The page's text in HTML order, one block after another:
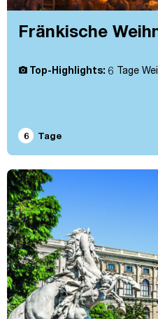
Fränkische
Top-Highlights: 6 Tage
6 Tage